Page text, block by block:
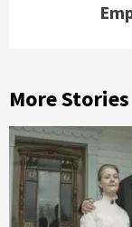
More Stories